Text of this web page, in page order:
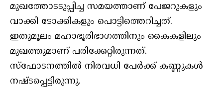
മുഖത്തോടടുപ്പിച്ച സമയത്താണ് പേജറുകളും
വാക്കി ടോക്കികളും പൊട്ടിത്തെറിച്ചത്.
ഇതുമൂലം മഹാഭൂരിഭാഗത്തിനും കൈകളിലും
മുഖത്തുമാണ് പരിക്കേറ്റിരുന്നത്.
സ്‌ഫോടനത്തില്‍ നിരവധി പേര്‍ക്ക് കണ്ണുകള്‍
നഷ്ടപ്പെട്ടിരുന്നു.